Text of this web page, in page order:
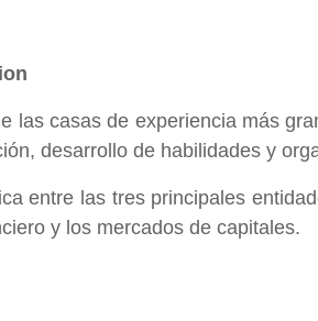
las casas de experiencia más
desarrollo de habilidades y
entre las tres principales
y los mercados de capitales.